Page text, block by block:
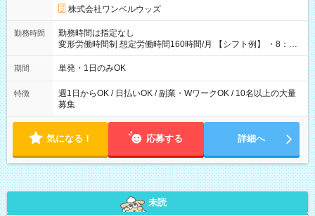
株式会社ワンベルウッズ
勤務時間
勤務時間は指定なし
変形労働時間制 想定労働時間160時間/月 【シフト例】 ・8：00
～21：00
期間 単発・1日のみOK
特徴
週1日からOK / 日払いOK / 副業・WワークOK / 10名以上の大量
募集
気になる！ 応募する 詳細へ
未読